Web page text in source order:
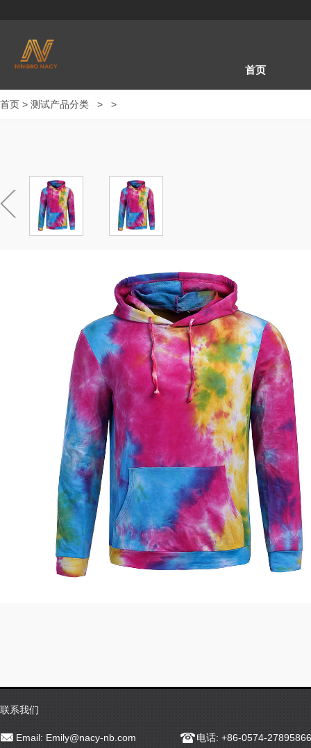
首页
首页 > 测试产品分类 > >
联系我们
Email: Emily@nacy-nb.com 电话: +86-0574-27895866